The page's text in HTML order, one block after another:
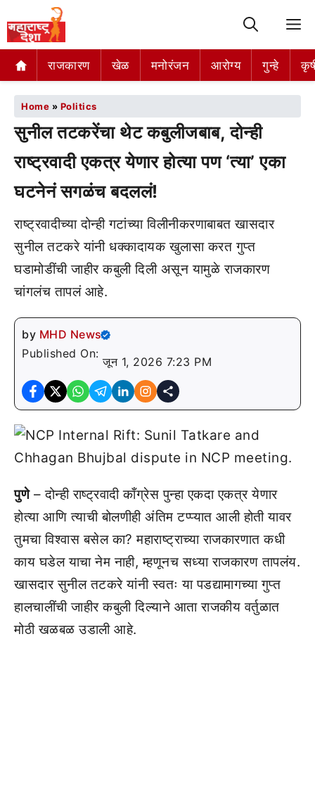
राजकारण खेळ मनोरंजन आरोग्य गुन्हे
Home » Politics
सुनील तटकरेंचा थेट कबुलीजबाब, दोन्ही
राष्ट्रवादी एकत्र येणार होत्या पण ‘त्या’ एका
घटनेनं सगळंच बदललं!
राष्ट्रवादीच्या दोन्ही गटांच्या विलीनीकरणाबाबत खासदार
सुनील तटकरे यांनी धक्कादायक खुलासा करत गुप्त
घडामोडींची जाहीर कबुली दिली असून यामुळे राजकारण
चांगलंच तापलं आहे.
by MHD News
Published On:
जून 1, 2026 7:23 PM
पुणे– दोन्ही राष्ट्रवादी काँग्रेस पुन्हा एकदा एकत्र येणार
होत्या आणि त्याची बोलणीही अंतिम टप्प्यात आली होती यावर
तुमचा विश्वास बसेल का? महाराष्ट्राच्या राजकारणात कधी
काय घडेल याचा नेम नाही, म्हणूनच सध्या राजकारण तापलंय.
खासदार सुनील तटकरे यांनी स्वतः या पडद्यामागच्या गुप्त
हालचालींची जाहीर कबुली दिल्याने आता राजकीय वर्तुळात
मोठी खळबळ उडाली आहे.